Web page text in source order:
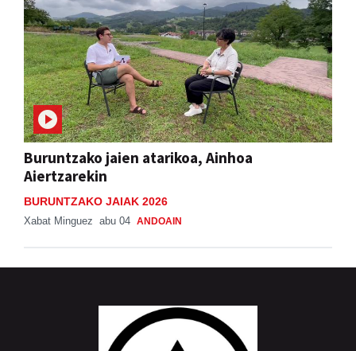
Buruntzako jaien atarikoa, Ainhoa
Aiertzarekin
BURUNTZAKO JAIAK 2026
Xabat Minguez abu 04 ANDOAIN